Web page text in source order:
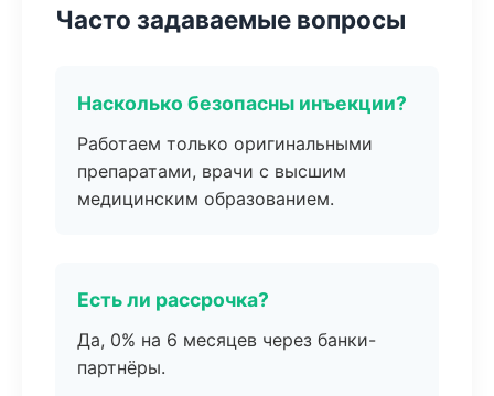
Часто задаваемые вопросы
Насколько безопасны инъекции?
Работаем только оригинальными
препаратами, врачи с высшим
медицинским образованием.
Есть ли рассрочка?
Да, 0% на 6 месяцев через банки-
партнёры.